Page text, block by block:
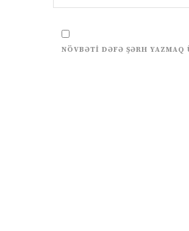
NÖVBƏTI DƏFƏ ŞƏRH YAZMAQ